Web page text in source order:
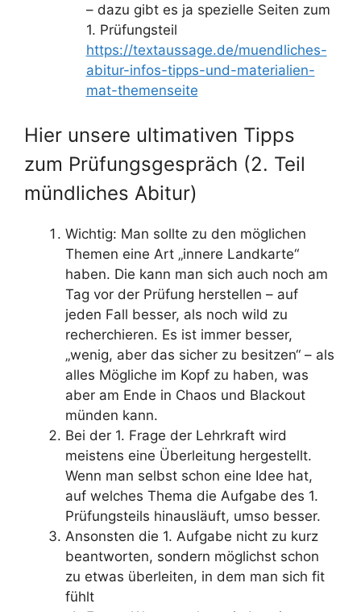
– dazu gibt es ja spezielle Seiten zum
1. Prüfungsteil
https://textaussage.de/muendliches-
abitur-infos-tipps-und-materialien-
mat-themenseite
Hier unsere ultimativen Tipps
zum Prüfungsgespräch (2. Teil
mündliches Abitur)
Wichtig: Man sollte zu den möglichen
Themen eine Art „innere Landkarte“
haben. Die kann man sich auch noch am
Tag vor der Prüfung herstellen – auf
jeden Fall besser, als noch wild zu
recherchieren. Es ist immer besser,
„wenig, aber das sicher zu besitzen“ – als
alles Mögliche im Kopf zu haben, was
aber am Ende in Chaos und Blackout
münden kann.
Bei der 1. Frage der Lehrkraft wird
meistens eine Überleitung hergestellt.
Wenn man selbst schon eine Idee hat,
auf welches Thema die Aufgabe des 1.
Prüfungsteils hinausläuft, umso besser.
Ansonsten die 1. Aufgabe nicht zu kurz
beantworten, sondern möglichst schon
zu etwas überleiten, in dem man sich fit
fühlt